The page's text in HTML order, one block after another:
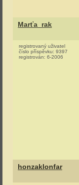
Marťa_rak
registrovaný uživatel
číslo příspěvku: 9397
registrován: 6-2006
honzaklonfar